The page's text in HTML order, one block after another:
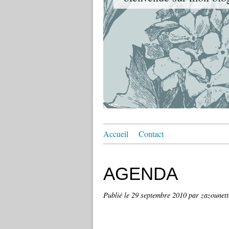
Accueil Contact
AGENDA
Publié le 29 septembre 2010par